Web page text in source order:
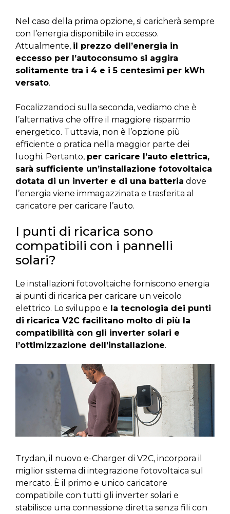
Nel caso della prima opzione, si caricherà sempre
con l’energia disponibile in eccesso.
Attualmente, il prezzo dell’energia in
eccesso per l’autoconsumo si aggira
solitamente tra i 4 e i 5 centesimi per kWh
versato.
Focalizzandoci sulla seconda, vediamo che è
l’alternativa che offre il maggiore risparmio
energetico. Tuttavia, non è l’opzione più
efficiente o pratica nella maggior parte dei
luoghi. Pertanto, per caricare l’auto elettrica,
sarà sufficiente un’installazione fotovoltaica
dotata di un inverter e di una batteria dove
l’energia viene immagazzinata e trasferita al
caricatore per caricare l’auto.
I punti di ricarica sono
compatibili con i pannelli
solari?
Le installazioni fotovoltaiche forniscono energia
ai punti di ricarica per caricare un veicolo
elettrico. Lo sviluppo e la tecnologia dei punti
di ricarica V2C facilitano molto di più la
compatibilità con gli inverter solari e
l’ottimizzazione dell’installazione.
Trydan, il nuovo e-Charger di V2C, incorpora il
miglior sistema di integrazione fotovoltaica sul
mercato. È il primo e unico caricatore
compatibile con tutti gli inverter solari e
stabilisce una connessione diretta senza fili con